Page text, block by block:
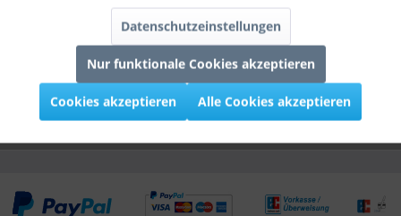
Infos zum Hersteller
Folgende Infos zum Hersteller sind verfübar......mehr
Kunden kauften auch
Datenschutzeinstellungen
Nur funktionale Cookies akzeptieren
Cookies akzeptieren Alle Cookies akzeptieren